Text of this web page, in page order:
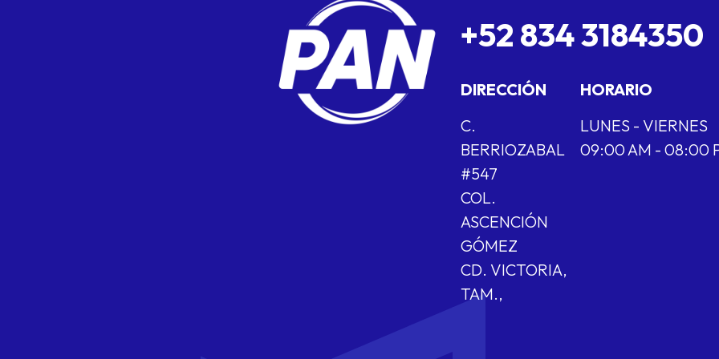
+52 834 3184350
DIRECCIÓN
C.
BERRIOZABAL
#547
COL.
ASCENCIÓN
GÓMEZ
CD. VICTORIA,
TAM.,
HORARIO
LUNES - VIERNES
09:00 AM - 08:00